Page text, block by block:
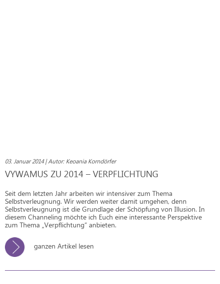
03. Januar 2014 | Autor: Keoania Korndörfer
VYWAMUS ZU 2014 – VERPFLICHTUNG
Seit dem letzten Jahr arbeiten wir intensiver zum Thema
Selbstverleugnung. Wir werden weiter damit umgehen, denn
Selbstverleugnung ist die Grundlage der Schöpfung von Illusion. In
diesem Channeling möchte ich Euch eine interessante Perspektive
zum Thema „Verpflichtung“ anbieten.
ganzen Artikel lesen